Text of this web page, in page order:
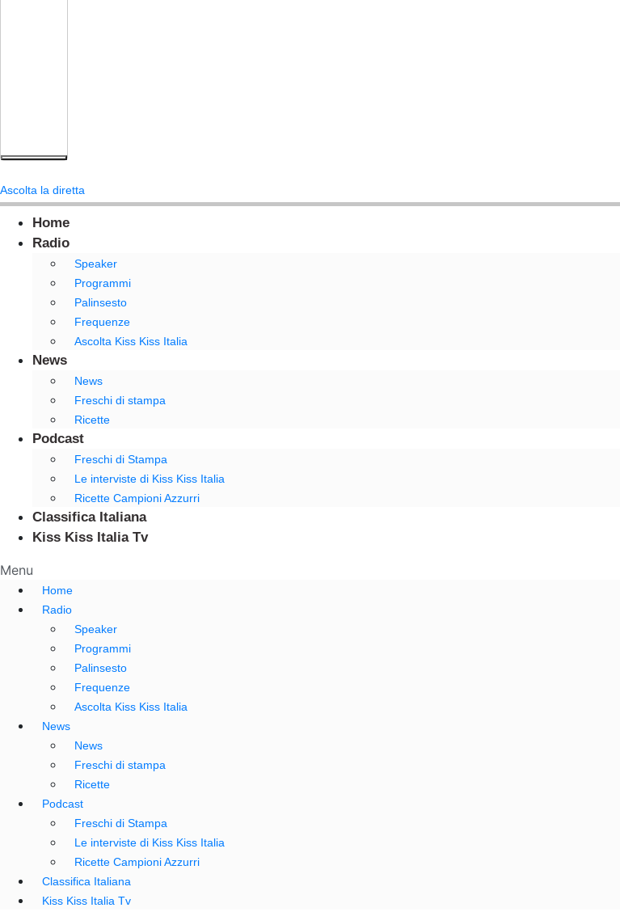
Ascolta la diretta
Home
Radio
Speaker
Programmi
Palinsesto
Frequenze
Ascolta Kiss Kiss Italia
News
News
Freschi di stampa
Ricette
Podcast
Freschi di Stampa
Le interviste di Kiss Kiss Italia
Ricette Campioni Azzurri
Classifica Italiana
Kiss Kiss Italia Tv
Menu
Home
Radio
Speaker
Programmi
Palinsesto
Frequenze
Ascolta Kiss Kiss Italia
News
News
Freschi di stampa
Ricette
Podcast
Freschi di Stampa
Le interviste di Kiss Kiss Italia
Ricette Campioni Azzurri
Classifica Italiana
Kiss Kiss Italia Tv